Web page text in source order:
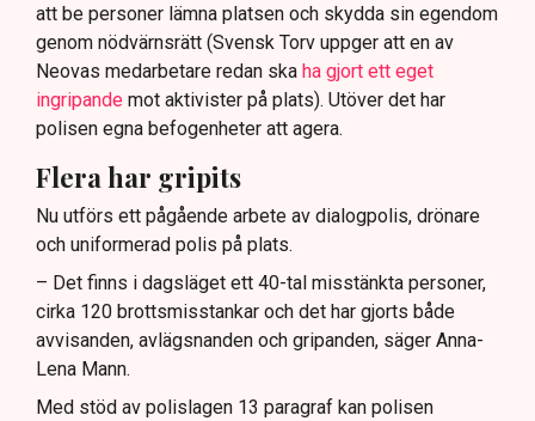
att be personer lämna platsen och skydda sin egendom
genom nödvärnsrätt (Svensk Torv uppger att en av
Neovas medarbetare redan ska ha gjort ett eget
ingripande mot aktivister på plats). Utöver det har
polisen egna befogenheter att agera.
Flera har gripits
Nu utförs ett pågående arbete av dialogpolis, drönare
och uniformerad polis på plats.
– Det finns i dagsläget ett 40-tal misstänkta personer,
cirka 120 brottsmisstankar och det har gjorts både
avvisanden, avlägsnanden och gripanden, säger Anna-
Lena Mann.
Med stöd av polislagen 13 paragraf kan polisen